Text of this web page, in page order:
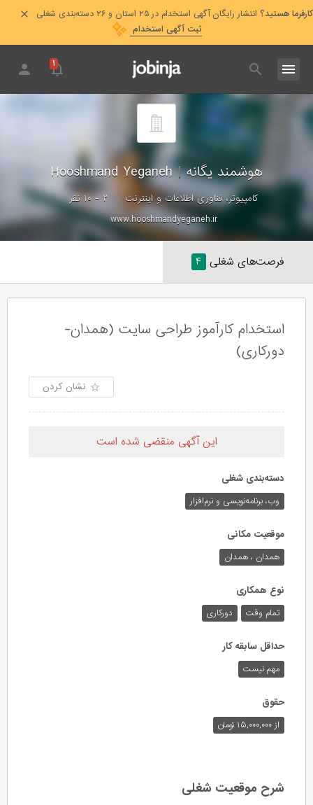
کارفرما هستید؟ انتشار رایگان آگهی استخدام در ۲۵ استان و ۲۶ دسته‌بندی شغلی
ثبت آگهی استخدام
۱
هوشمند یگانه|
Hooshmand Yeganeh
کامپیوتر، فناوری اطلاعات و اینترنت
۲ - ۱۰ نفر
www.hooshmandyeganeh.ir
فرصت‌های شغلی ۴
استخدام کارآموز طراحی سایت (همدان-
دورکاری)
نشان کردن
این آگهی منقضی شده است
دسته‌بندی شغلی
وب،‌ برنامه‌نویسی و نرم‌افزار
موقعیت مکانی
همدان ، همدان
نوع همکاری
تمام وقت دورکاری
حداقل سابقه کار
مهم نیست
حقوق
از ۱۵,۰۰۰,۰۰۰ تومان
شرح موقعیت شغلی